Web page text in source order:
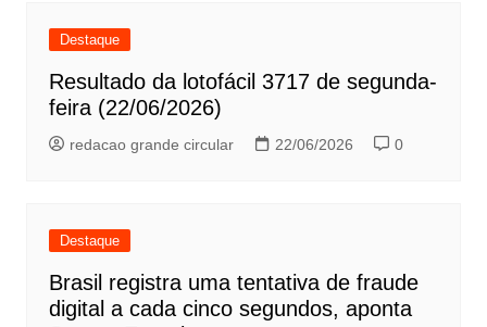
Destaque
Resultado da lotofácil 3717 de segunda-
feira (22/06/2026)
redacao grande circular 22/06/2026 0
Destaque
Brasil registra uma tentativa de fraude
digital a cada cinco segundos, aponta